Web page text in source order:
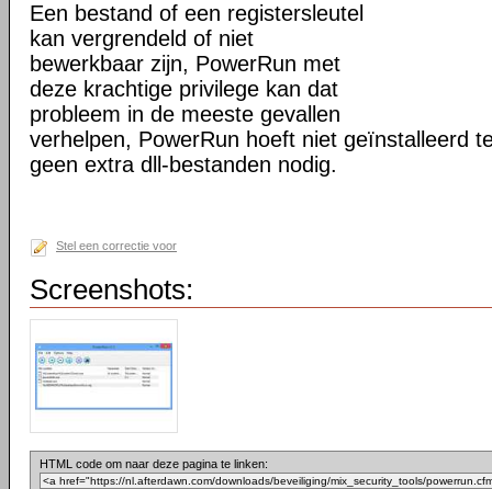
Een bestand of een registersleutel
kan vergrendeld of niet
bewerkbaar zijn, PowerRun met
deze krachtige privilege kan dat
probleem in de meeste gevallen
verhelpen, PowerRun hoeft niet geïnstalleerd
geen extra dll-bestanden nodig.
Stel een correctie voor
Screenshots:
HTML code om naar deze pagina te linken: